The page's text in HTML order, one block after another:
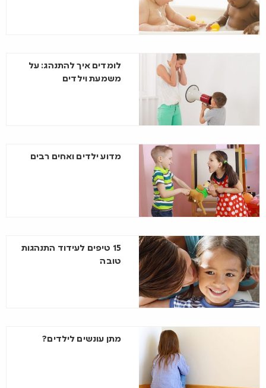
לומדים איך להתנהג: על
משמעת וילדים
מדוע ילדים ואחים רבים
15 טיפים לעידוד התנהגות
טובה
מתן עונשים לילדים?